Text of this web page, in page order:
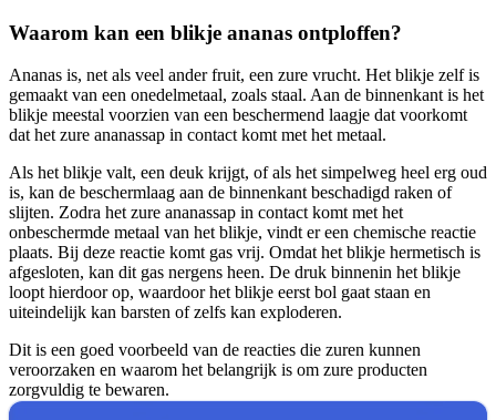
Waarom kan een blikje ananas ontploffen?
Ananas is, net als veel ander fruit, een zure vrucht. Het blikje zelf is
gemaakt van een onedelmetaal, zoals staal. Aan de binnenkant is het
blikje meestal voorzien van een beschermend laagje dat voorkomt
dat het zure ananassap in contact komt met het metaal.
Als het blikje valt, een deuk krijgt, of als het simpelweg heel erg oud
is, kan de beschermlaag aan de binnenkant beschadigd raken of
slijten. Zodra het zure ananassap in contact komt met het
onbeschermde metaal van het blikje, vindt er een chemische reactie
plaats. Bij deze reactie komt gas vrij. Omdat het blikje hermetisch is
afgesloten, kan dit gas nergens heen. De druk binnenin het blikje
loopt hierdoor op, waardoor het blikje eerst bol gaat staan en
uiteindelijk kan barsten of zelfs kan exploderen.
Dit is een goed voorbeeld van de reacties die zuren kunnen
veroorzaken en waarom het belangrijk is om zure producten
zorgvuldig te bewaren.